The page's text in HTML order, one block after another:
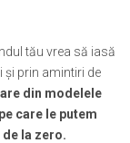
tău vrea să iasă
și prin amintiri de
din modelele
care le putem
la zero.